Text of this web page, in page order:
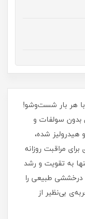
هر بار شست‌وشو!
بدون سولفات و
هیدرولیز شده،
مراقبت روزانه
به تقویت و رشد
درخششی طبیعی را
بی‌نظیر از